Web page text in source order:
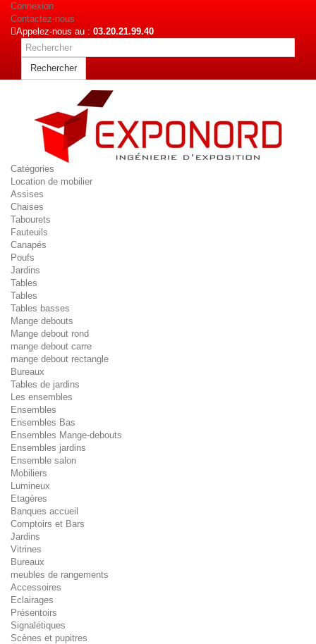
Connexion
Contactez-nous
Appelez-nous au : 03.20.21.99.40
Rechercher
Catégories
Location de mobilier
Assises
Chaises
Tabourets
Fauteuils
Canapés
Poufs
Jardins
Tables
Tables
Tables basses
Mange debouts
Mange debout rond
mange debout carre
mange debout rectangle
Bureaux
Tables de jardins
Les ensembles
Ensembles
Ensembles Bas
Ensembles Mange-debouts
Ensembles jardins
Ensemble salon
Mobiliers
Lumineux
Etagères
Banques accueil
Comptoirs et Bars
Jardins
Vitrines
Bureaux
meubles de rangements
Accessoires
Eclairages
Présentoirs
Signalétiques
Scènes et pupitres